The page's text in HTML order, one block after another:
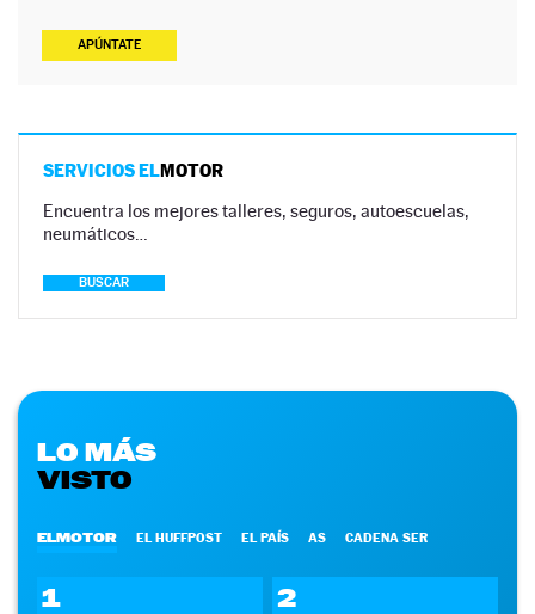
APÚNTATE
SERVICIOS ELMOTOR
Encuentra los mejores talleres, seguros, autoescuelas,
neumáticos…
BUSCAR
LO MÁS
VISTO
ELMOTOR EL HUFFPOST EL PAÍS AS CADENA SER
1 2